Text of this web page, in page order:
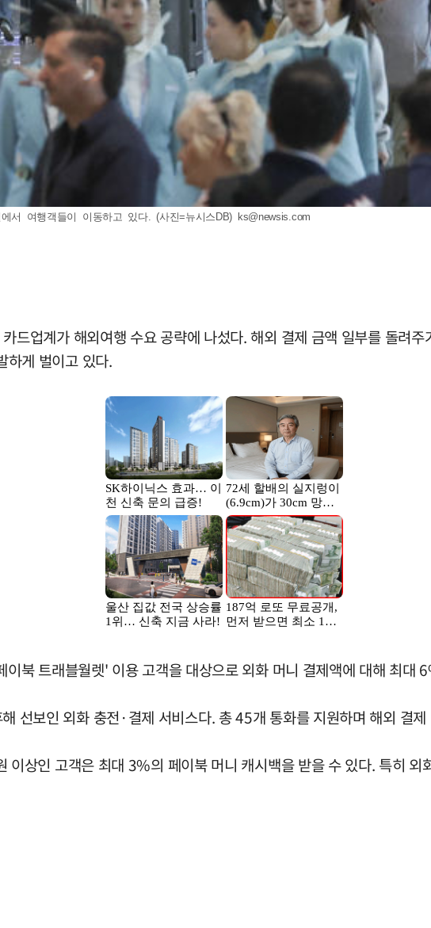
서 여행객들이 이동하고 있다. (사진=뉴시스DB) ks@newsis.com
드업계가 해외여행 수요 공략에 나섰다. 해외 결제 금액 일부를 돌려
하게 벌이고 있다.
북 트래블월렛' 이용 고객을 대상으로 외화 머니 결제액에 대해 최대
선보인 외화 충전·결제 서비스다. 총 45개 통화를 지원하며 해외 결
상인 고객은 최대 3%의 페이북 머니 캐시백을 받을 수 있다. 특히